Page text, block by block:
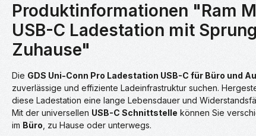
Produktinformationen "Ram
USB-C Ladestation mit
Zuhause"
Die GDS Uni-Conn Pro Ladestation USB-C für Büro und
zuverlässige und effiziente Ladeinfrastruktur suchen.
diese Ladestation eine lange Lebensdauer und
Mit der universellen USB-C Schnittstelle können Sie
im Büro , zu Hause oder unterwegs.